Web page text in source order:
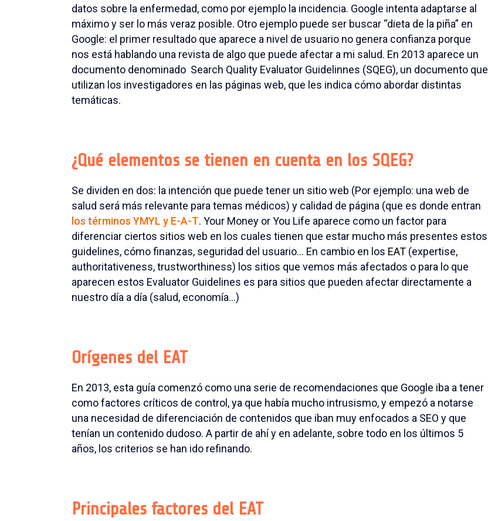
datos sobre la enfermedad, como por ejemplo la incidencia. Google intenta adaptarse al
máximo y ser lo más veraz posible. Otro ejemplo puede ser buscar “dieta de la piña” en
Google: el primer resultado que aparece a nivel de usuario no genera confianza porque
nos está hablando una revista de algo que puede afectar a mi salud. En 2013 aparece un
documento denominado Search Quality Evaluator Guidelinnes (SQEG), un documento que
utilizan los investigadores en las páginas web, que les indica cómo abordar distintas
temáticas.
¿Qué elementos se tienen en cuenta en los SQEG?
Se dividen en dos: la intención que puede tener un sitio web (Por ejemplo: una web de
salud será más relevante para temas médicos) y calidad de página (que es donde entran
los términos YMYL y E-A-T. Your Money or You Life aparece como un factor para
diferenciar ciertos sitios web en los cuales tienen que estar mucho más presentes estos
guidelines, cómo finanzas, seguridad del usuario… En cambio en los EAT (expertise,
authoritativeness, trustworthiness) los sitios que vemos más afectados o para lo que
aparecen estos Evaluator Guidelines es para sitios que pueden afectar directamente a
nuestro día a día (salud, economía…)
Orígenes del EAT
En 2013, esta guía comenzó como una serie de recomendaciones que Google iba a tener
como factores críticos de control, ya que había mucho intrusismo, y empezó a notarse
una necesidad de diferenciación de contenidos que iban muy enfocados a SEO y que
tenían un contenido dudoso. A partir de ahí y en adelante, sobre todo en los últimos 5
años, los criterios se han ido refinando.
Principales factores del EAT